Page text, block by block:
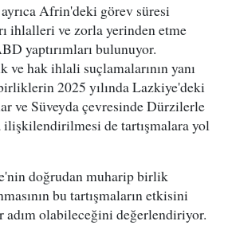
Afrin'deki görev süresi
ihlalleri ve zorla yerinden etme
yaptırımları bulunuyor.
ve hak ihlali suçlamalarının yanı
2025 yılında Lazkiye'deki
ve Süveyda çevresinde Dürzilerle
ilişkilendirilmesi de tartışmalara yol
doğrudan muharip birlik
bu tartışmaların etkisini
adım olabileceğini değerlendiriyor.